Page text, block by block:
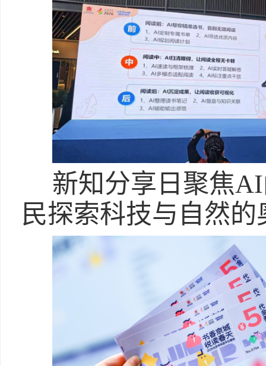
新知分享日聚焦
民探索科技与自然的